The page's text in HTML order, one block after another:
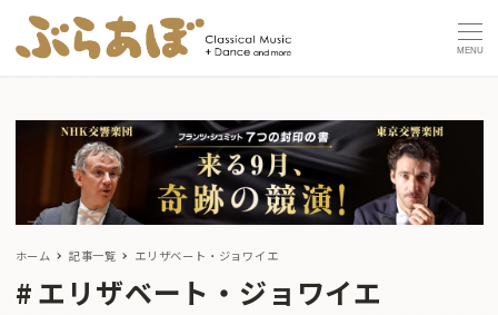
MENU
ホーム 記事一覧 エリザベート・ジョワイエ
エリザベート・ジョワイエ